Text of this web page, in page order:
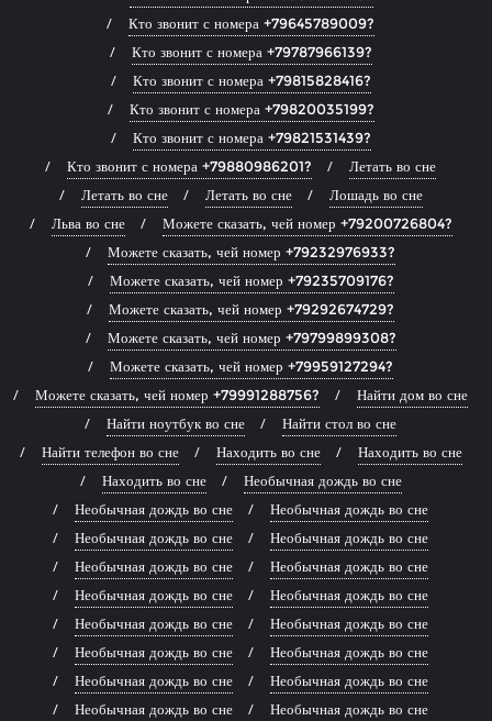
Кто звонит с номера +79645789009?
Кто звонит с номера +79787966139?
Кто звонит с номера +79815828416?
Кто звонит с номера +79820035199?
Кто звонит с номера +79821531439?
Кто звонит с номера +79880986201?
Летать во сне
Летать во сне
Летать во сне
Лошадь во сне
Льва во сне
Можете сказать, чей номер +79200726804?
Можете сказать, чей номер +79232976933?
Можете сказать, чей номер +79235709176?
Можете сказать, чей номер +79292674729?
Можете сказать, чей номер +79799899308?
Можете сказать, чей номер +79959127294?
Можете сказать, чей номер +79991288756?
Найти дом во сне
Найти ноутбук во сне
Найти стол во сне
Найти телефон во сне
Находить во сне
Находить во сне
Находить во сне
Необычная дождь во сне
Необычная дождь во сне
Необычная дождь во сне
Необычная дождь во сне
Необычная дождь во сне
Необычная дождь во сне
Необычная дождь во сне
Необычная дождь во сне
Необычная дождь во сне
Необычная дождь во сне
Необычная дождь во сне
Необычная дождь во сне
Необычная дождь во сне
Необычная дождь во сне
Необычная дождь во сне
Необычная дождь во сне
Необычная дождь во сне